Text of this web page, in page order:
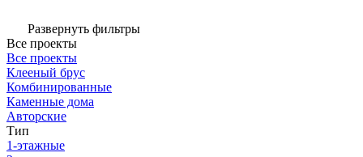
Развернуть фильтры
Все проекты
Все проекты
Клееный брус
Комбинированные
Каменные дома
Авторские
Тип
1-этажные